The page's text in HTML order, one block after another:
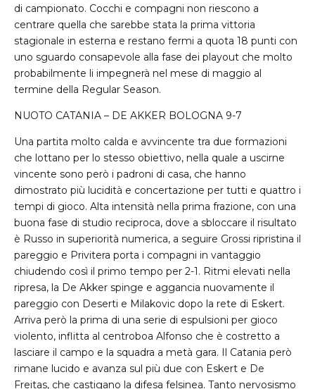
di campionato. Cocchi e compagni non riescono a
centrare quella che sarebbe stata la prima vittoria
stagionale in esterna e restano fermi a quota 18 punti con
uno sguardo consapevole alla fase dei playout che molto
probabilmente li impegnerà nel mese di maggio al
termine della Regular Season.
NUOTO CATANIA – DE AKKER BOLOGNA 9-7
Una partita molto calda e avvincente tra due formazioni
che lottano per lo stesso obiettivo, nella quale a uscirne
vincente sono però i padroni di casa, che hanno
dimostrato più lucidità e concertazione per tutti e quattro i
tempi di gioco. Alta intensità nella prima frazione, con una
buona fase di studio reciproca, dove a sbloccare il risultato
è Russo in superiorità numerica, a seguire Grossi ripristina il
pareggio e Privitera porta i compagni in vantaggio
chiudendo così il primo tempo per 2-1. Ritmi elevati nella
ripresa, la De Akker spinge e aggancia nuovamente il
pareggio con Deserti e Milakovic dopo la rete di Eskert.
Arriva però la prima di una serie di espulsioni per gioco
violento, inflitta al centroboa Alfonso che è costretto a
lasciare il campo e la squadra a metà gara. Il Catania però
rimane lucido e avanza sul più due con Eskert e De
Freitas, che castigano la difesa felsinea. Tanto nervosismo